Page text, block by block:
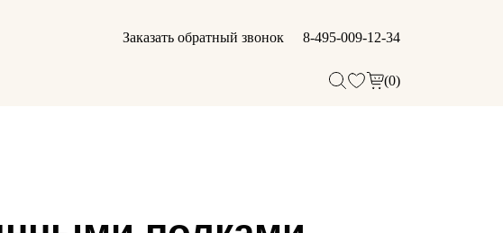
Заказать обратный звонок 8-495-009-12-34
(0)